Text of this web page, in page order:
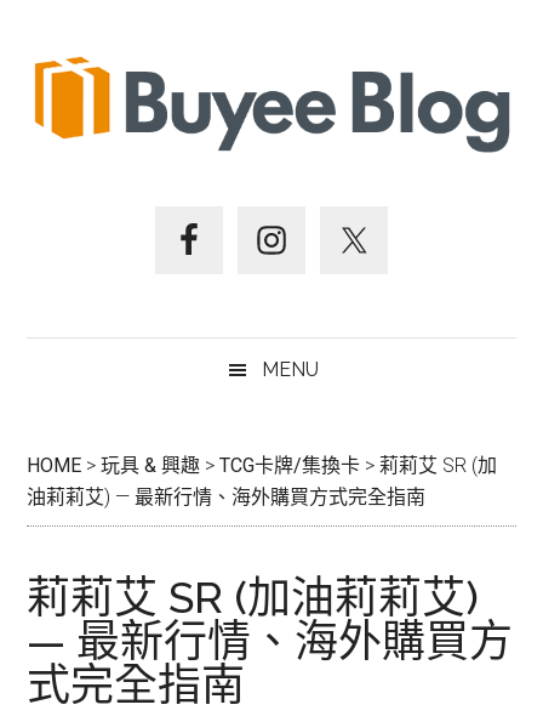
secondary
MENU
HOME >玩具 & 興趣 >TCG卡牌/集換卡 >莉莉艾 SR (加
油莉莉艾) — 最新行情、海外購買方式完全指南
莉莉艾 SR (加油莉莉艾)
— 最新行情、海外購買方
式完全指南